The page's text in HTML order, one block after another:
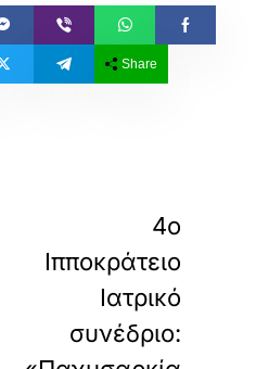
Share
4ο
Ιπποκράτειο
Ιατρικό
συνέδριο: